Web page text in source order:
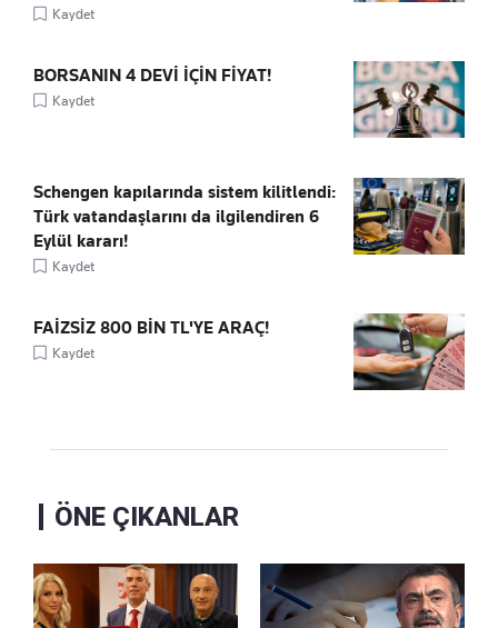
Kaydet
BORSANIN 4 DEVİ İÇİN FİYAT!
Kaydet
Schengen kapılarında sistem kilitlendi:
Türk vatandaşlarını da ilgilendiren 6
Eylül kararı!
Kaydet
FAİZSİZ 800 BİN TL'YE ARAÇ!
Kaydet
ÖNE ÇIKANLAR